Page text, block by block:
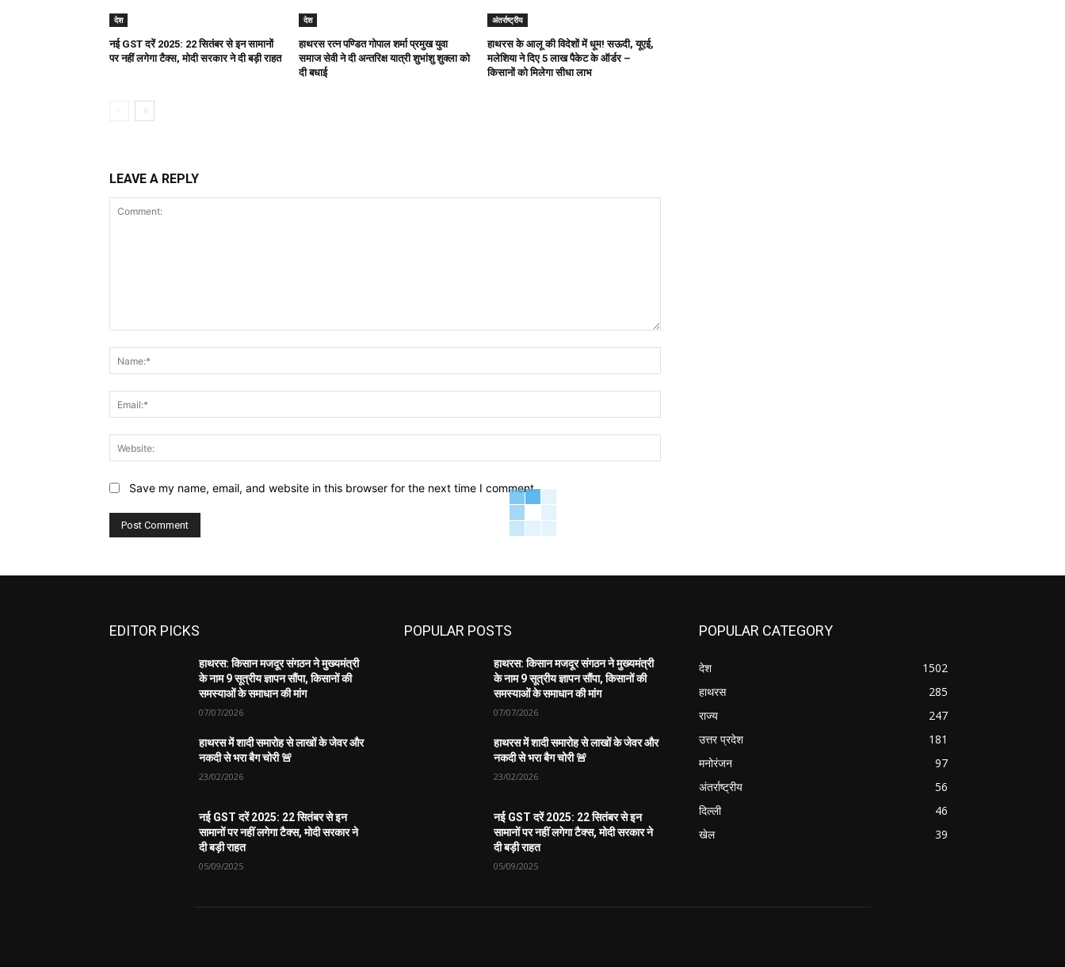
देश
नई GST दरें 2025: 22 सितंबर से इन सामानों
पर नहीं लगेगा टैक्स, मोदी सरकार ने दी बड़ी राहत
देश
हाथरस रत्न पण्डित गोपाल शर्मा प्रमुख युवा
समाज सेवी ने दी अन्तरिक्ष यात्री शुभांशु शुक्ला को
दी बधाई
अंतर्राष्ट्रीय
हाथरस के आलू की विदेशों में धूम! सऊदी, यूएई,
मलेशिया ने दिए 5 लाख पैकेट के ऑर्डर –
किसानों को मिलेगा सीधा लाभ
LEAVE A REPLY
Save my name, email, and website in this browser for the next time I comment.
EDITOR PICKS
हाथरस: किसान मजदूर संगठन ने मुख्यमंत्री
के नाम 9 सूत्रीय ज्ञापन सौंपा, किसानों की
समस्याओं के समाधान की मांग
07/07/2026
हाथरस में शादी समारोह से लाखों के जेवर और
नकदी से भरा बैग चोरी 🚨
23/02/2026
नई GST दरें 2025: 22 सितंबर से इन
सामानों पर नहीं लगेगा टैक्स, मोदी सरकार ने
दी बड़ी राहत
05/09/2025
POPULAR POSTS
हाथरस: किसान मजदूर संगठन ने मुख्यमंत्री
के नाम 9 सूत्रीय ज्ञापन सौंपा, किसानों की
समस्याओं के समाधान की मांग
07/07/2026
हाथरस में शादी समारोह से लाखों के जेवर और
नकदी से भरा बैग चोरी 🚨
23/02/2026
नई GST दरें 2025: 22 सितंबर से इन
सामानों पर नहीं लगेगा टैक्स, मोदी सरकार ने
दी बड़ी राहत
05/09/2025
POPULAR CATEGORY
देश
1502
हाथरस
285
राज्य
247
उत्तर प्रदेश
181
मनोरंजन
97
अंतर्राष्ट्रीय
56
दिल्ली
46
खेल
39